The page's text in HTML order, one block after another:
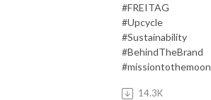
#FREITAG
#Upcycle
#Sustainability
#BehindTheBrand
#missiontothemoon
14.3K